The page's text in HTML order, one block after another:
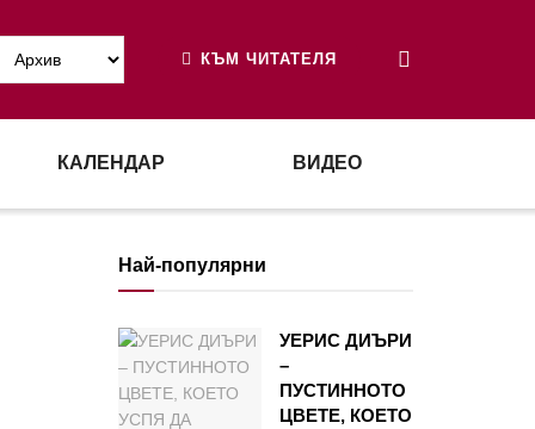
КЪМ ЧИТАТЕЛЯ
КАЛЕНДАР ВИДЕО
Най-популярни
УЕРИС ДИЪРИ
–
ПУСТИННОТО
ЦВЕТЕ, КОЕТО